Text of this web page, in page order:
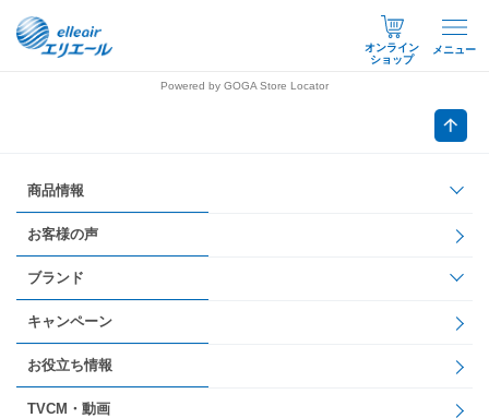
オンライン
ショップ
メニュー
Powered by GOGA Store Locator
商品情報
お客様の声
ブランド
キャンペーン
お役立ち情報
TVCM・動画